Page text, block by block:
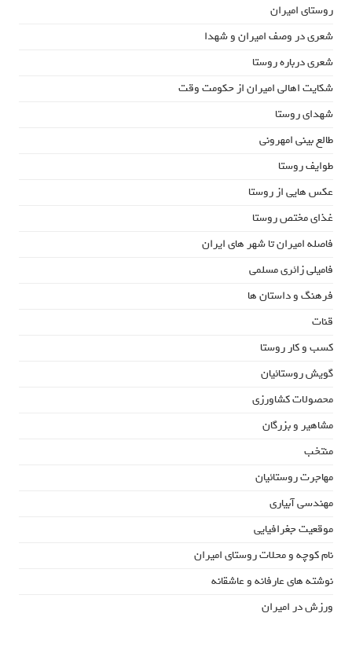
روستای امیران
شعری در وصف امیران و شهدا
شعری درباره روستا
شکایت اهالی امیران از حکومت وقت
شهدای روستا
طالع بینی امهرونی
طوایف روستا
عکس هایی از روستا
غذای مختص روستا
فاصله امیران تا شهر های ایران
فامیلی زائری مسلمی
فرهنگ و داستان ها
قنات
کسب و کار روستا
گویش روستائیان
محصولات کشاورزی
مشاهیر و بزرگان
منتخب
مهاجرت روستائیان
مهندسی آبیاری
موقعیت جغرافیایی
نام کوچه و محلات روستای امیران
نوشته های عارفانه و عاشقانه
ورزش در امیران